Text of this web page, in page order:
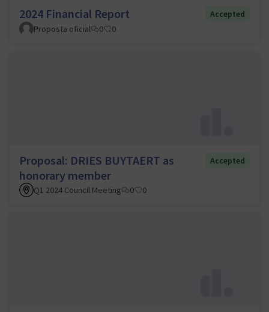
2024 Financial Report
Accepted
Proposta oficial
0 0
Proposal: DRIES BUYTAERT as
honorary member
Accepted
Q1 2024 Council Meeting 0 0